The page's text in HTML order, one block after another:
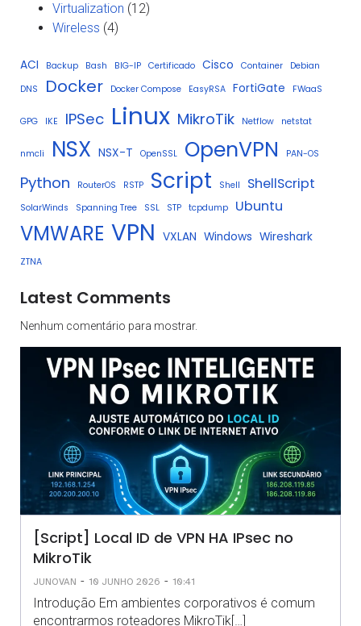
Virtualization (12)
Wireless (4)
ACI Backup Bash BIG-IP Certificado Cisco Container
Debian
DNS
Docker Docker Compose EasyRSA FortiGate FWaaS
GPG IKE IPSec Linux MikroTik Netflow netstat
nmcli NSX NSX-T OpenSSL OpenVPN PAN-OS
Python RouterOS RSTP Script Shell ShellScript
SolarWinds Spanning Tree SSL STP tcpdump Ubuntu
VMWARE VPN VXLAN Windows Wireshark
ZTNA
Latest Comments
Nenhum comentário para mostrar.
[Script] Local ID de VPN HA IPsec no
MikroTik
JUNOVAN - 10 JUNHO 2026 - 10:41
Introdução Em ambientes corporativos é comum
encontrarmos roteadores MikroTik[…]